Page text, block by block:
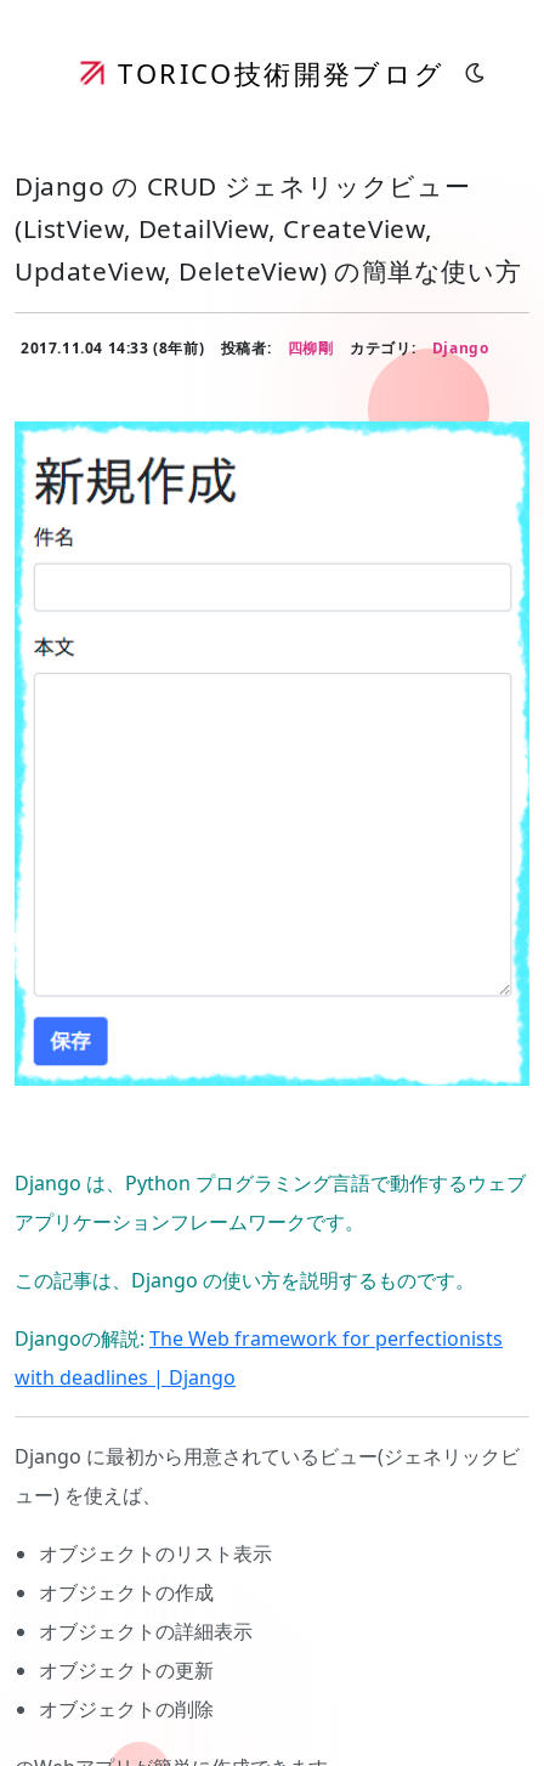
TORICO技術開発ブログ
Django の CRUD ジェネリックビュー
(ListView, DetailView, CreateView,
UpdateView, DeleteView) の簡単な使い方
2017.11.04 14:33 (8年前) 投稿者: 四柳剛 カテゴリ: Django
Django は、Python プログラミング言語で動作するウェブ
アプリケーションフレームワークです。
この記事は、Django の使い方を説明するものです。
Djangoの解説: The Web framework for perfectionists
with deadlines | Django
Django に最初から用意されているビュー(ジェネリックビ
ュー) を使えば、
オブジェクトのリスト表示
オブジェクトの作成
オブジェクトの詳細表示
オブジェクトの更新
オブジェクトの削除